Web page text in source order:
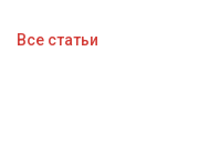
Все статьи